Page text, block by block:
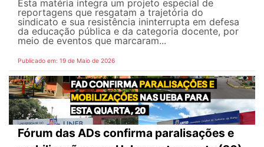
Esta matéria integra um projeto especial de
reportagens que resgatam a trajetória do
sindicato e sua resistência ininterrupta em defesa
da educação pública e da categoria docente, por
meio de eventos que marcaram...
Publicado em: 19 de Maio de 2026
Fórum das ADs confirma paralisações e